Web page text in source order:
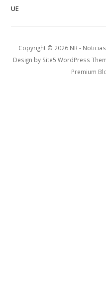
UE
Copyright © 2026 NR -
Design by Site5 WordPress
Premium